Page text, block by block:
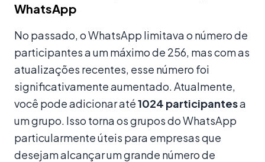
WhatsApp
No passado, o WhatsApp limitava o número de
participantes a um máximo de 256, mas com as
atualizações recentes, esse número foi
significativamente aumentado. Atualmente,
você pode adicionar até1024 participantesa
um grupo. Isso torna os grupos do WhatsApp
particularmente úteis para empresas que
desejam alcançar um grande número de